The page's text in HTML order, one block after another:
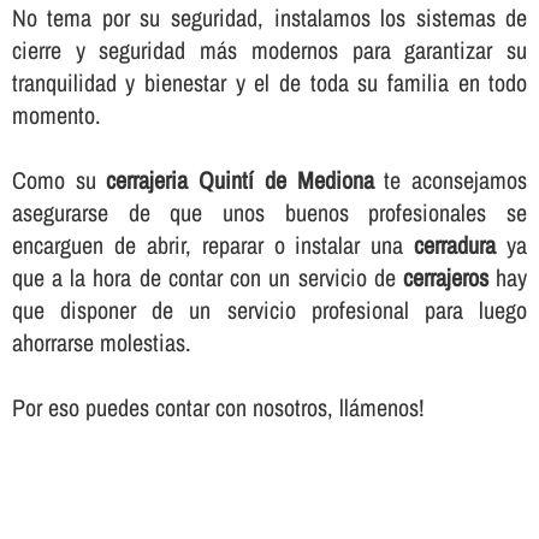
No tema por su seguridad, instalamos los sistemas de
cierre y seguridad más modernos para garantizar su
tranquilidad y bienestar y el de toda su familia en todo
momento.
Como sucerrajeria Quintí de Medionate aconsejamos
asegurarse de que unos buenos profesionales se
encarguen de abrir, reparar o instalar unacerraduraya
que a la hora de contar con un servicio de cerrajeroshay
que disponer de un servicio profesional para luego
ahorrarse molestias.
Por eso puedes contar con nosotros, llámenos!